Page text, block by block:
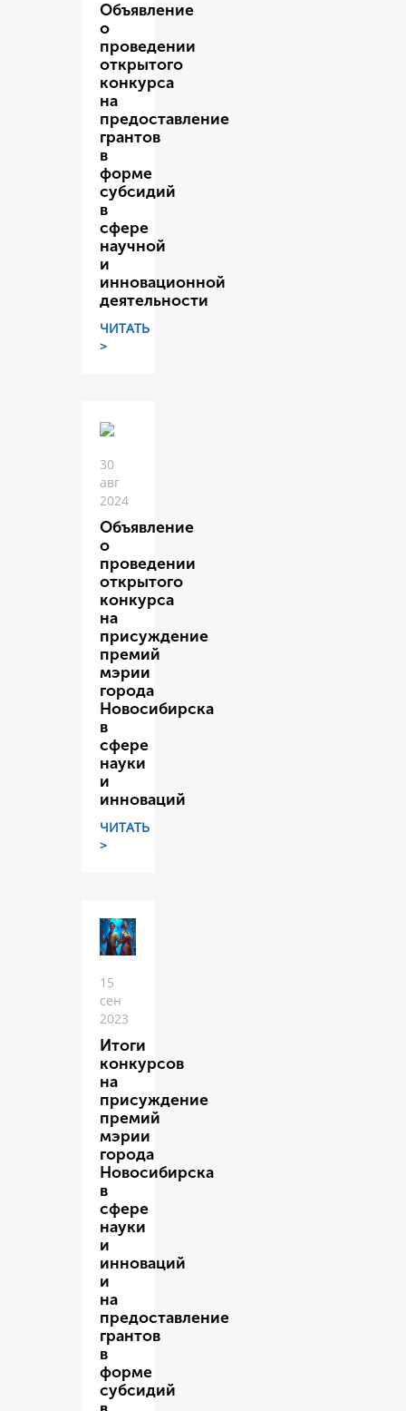
Объявление
о
проведении
открытого
конкурса
на
предоставление
грантов
в
форме
субсидий
в
сфере
научной
и
инновационной
деятельности
ЧИТАТЬ
>
30
авг
2024
Объявление
о
проведении
открытого
конкурса
на
присуждение
премий
мэрии
города
Новосибирска
в
сфере
науки
и
инноваций
ЧИТАТЬ
>
15
сен
2023
Итоги
конкурсов
на
присуждение
премий
мэрии
города
Новосибирска
в
сфере
науки
и
инноваций
и
на
предоставление
грантов
в
форме
субсидий